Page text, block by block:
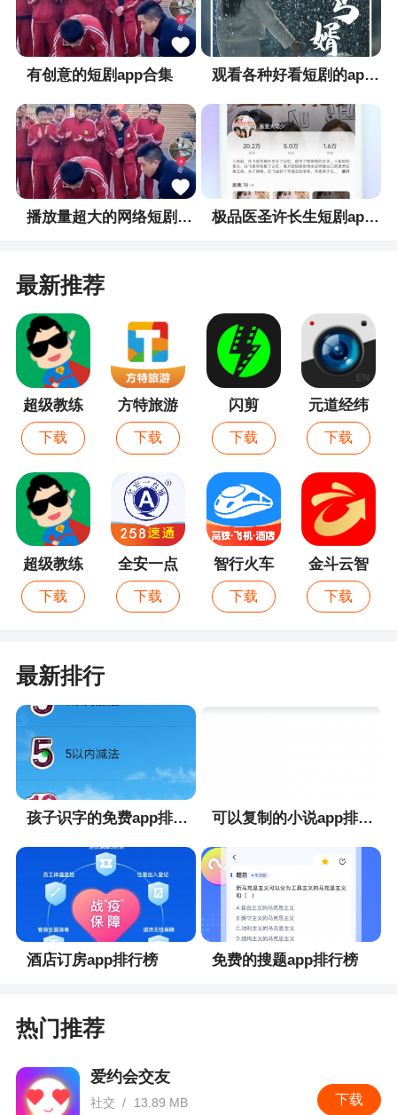
带动观光休闲农业、双通道实时音视频圈子互动营
销、农技教育直播等为一体的在线农购系统B2B2C
平台
5、双通道实时视频朋友圈互动营销方式
小编评价
1、丰富的功能模块，简单清晰的软件界面，实
时更新的生活小常识，你还在等什么？赶快来下载
2、软件主要为用户提供最新农业相关资讯，提
供各类教育教程提高农户技术素质，推进农业发
展，还等什么
3、为你提供优质的产品与服务体验，有很多新
鲜的农产品，网购非常的发达，但是农产品的购物
软件还是网上购物的短板，拥有独特的网络运营模
式，欢迎随时下载
更新日志
·-----
· 优化一些问题
有创意的短剧app合集 观看各种好看短剧的app合集
播放量超大的网络短剧app合集 极品医圣许长生短剧app合集
最新推荐
超级教练
下载
方特旅游
下载
闪剪
下载
元道经纬
相机
下载
超级教练
最新版
下载
全安一点
通
下载
智行火车
票
下载
金斗云智
投
下载
最新排行
孩子识字的免费app排行榜 可以复制的小说app排行榜
酒店订房app排行榜 免费的搜题app排行榜
热门推荐
下载
爱约会交友
社交 /
13.89 MB